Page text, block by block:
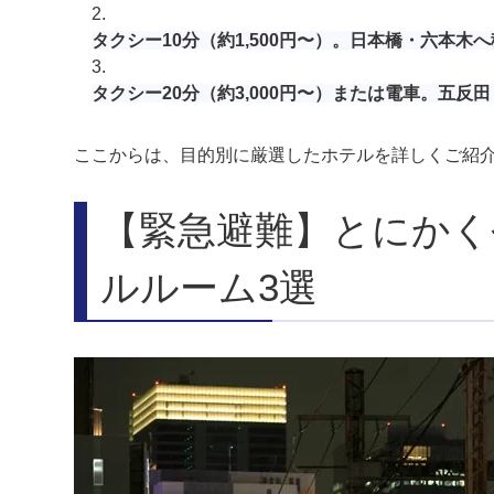
タクシー10分（約1,500円〜）。日本橋・六本木
タクシー20分（約3,000円〜）または電車。五反
ここからは、目的別に厳選したホテルを詳しくご紹
【緊急避難】とにか
ルルーム3選